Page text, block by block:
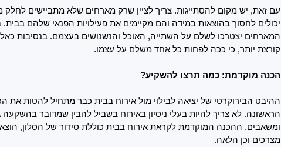
עם זאת, יש מקום להסתייגות. צריך לציין שרק מארחים שלא מתביישים לחלק
יכולים לחסוך בהוצאות במידה והם מקיימים את פעילויות הפנאי שלהם
המארחים יצטרכו לשלם על השתייה, האוכל והנשנושים בעצמם. בנסיבות
קורצת יותר, כי ככה לפחות כל אחד משלם על עצמו.
הכנה מוקדמת: כמה תרצו להשקיע?
ההיבט הבירוקרטי של יציאה לבילוי מול אירוח בבית כבר מתחיל להטות את
הראשונה. לא צריך להיות בעלי ניסיון באירוח בשביל להבין שמדובר בהשקעה
ומשאבים. ההכנה המוקדמת לקראת אירוח בבית כוללת סידור של הסלון,
מצרכים וכן הלאה.